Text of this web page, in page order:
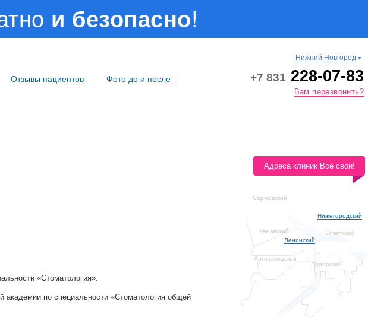
и безопасно!
▼
Нижний Новгород
+7 831 228-07-83
Вам перезвонить?
Отзывы пациентов Фото до и после
Адреса клиник Все свои!
Сормовский
Нижегородский
Канавский
Ленинский
Автозаводской
Приорский
Советский
«Стоматология».
академии по специальности «Стоматология общей